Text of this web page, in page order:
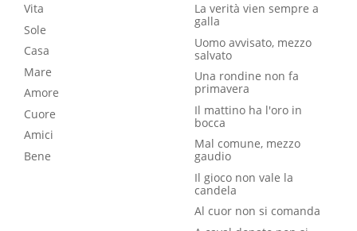
Vita
Sole
Casa
Mare
Amore
Cuore
Amici
Bene
La verità vien sempre a
galla
Uomo avvisato, mezzo
salvato
Una rondine non fa
primavera
Il mattino ha l'oro in
bocca
Mal comune, mezzo
gaudio
Il gioco non vale la
candela
Al cuor non si comanda